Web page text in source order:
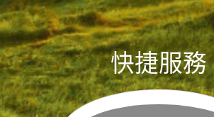
快捷服務